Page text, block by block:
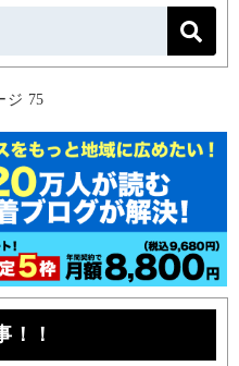
ジ 75
！！